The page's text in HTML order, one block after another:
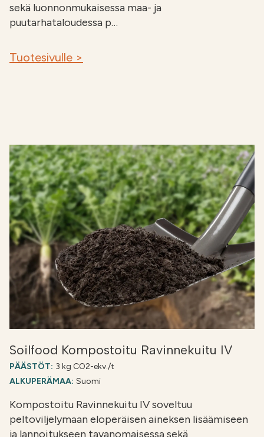
sekä luonnonmukaisessa maa- ja
puutarhataloudessa p…
Tuotesivulle >
Soilfood Kompostoitu Ravinnekuitu IV
PÄÄSTÖT: 3 kg CO2-ekv./t
ALKUPERÄMAA: Suomi
Kompostoitu Ravinnekuitu IV soveltuu
peltoviljelymaan eloperäisen aineksen lisäämiseen
ja lannoitukseen tavanomaisessa sekä